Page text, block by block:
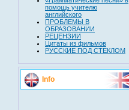
помощь учителю
английского
ПРОБЛЕМЫ В
ОБРАЗОВАНИИ
РЕЦЕНЗИИ
Цитаты из фильмов
РУССКИЕ ПОД СТЕКЛОМ
Info